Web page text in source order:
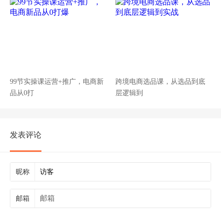
99节实操课运营+推广，电商新
品从0打
跨境电商选品课，从选品到底
层逻辑到
发表评论
昵称
邮箱